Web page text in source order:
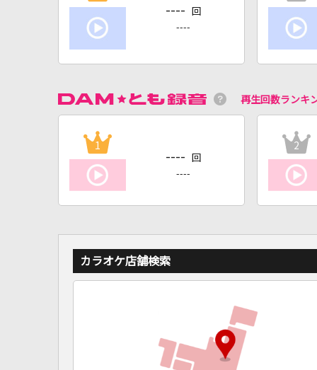
---- 回
----
再生回数ランキ
1
---- 回
----
2
カラオケ店舗検索